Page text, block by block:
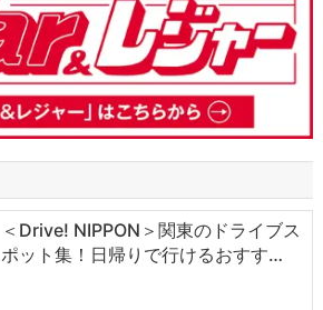
＜Drive! NIPPON＞関東のドライブス
ポット集！日帰りで行けるおすす…